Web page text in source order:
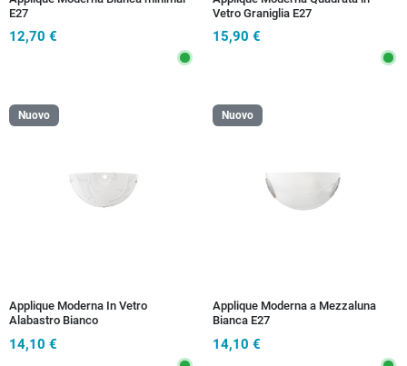
E27
12,70 €
Vetro Graniglia E27
15,90 €
Nuovo
Applique Moderna In Vetro
Alabastro Bianco
14,10 €
Nuovo
Applique Moderna a Mezzaluna
Bianca E27
14,10 €